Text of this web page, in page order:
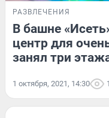
РАЗВЛЕЧЕНИЯ
В башне
центр для
занял три
1 октября, 2021, 14:30